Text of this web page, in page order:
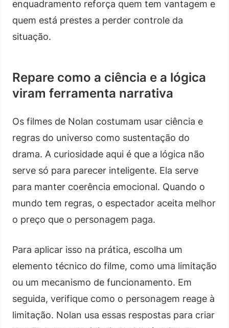
enquadramento reforça quem tem vantagem e
quem está prestes a perder controle da
situação.
Repare como a ciência e a lógica
viram ferramenta narrativa
Os filmes de Nolan costumam usar ciência e
regras do universo como sustentação do
drama. A curiosidade aqui é que a lógica não
serve só para parecer inteligente. Ela serve
para manter coerência emocional. Quando o
mundo tem regras, o espectador aceita melhor
o preço que o personagem paga.
Para aplicar isso na prática, escolha um
elemento técnico do filme, como uma limitação
ou um mecanismo de funcionamento. Em
seguida, verifique como o personagem reage à
limitação. Nolan usa essas respostas para criar